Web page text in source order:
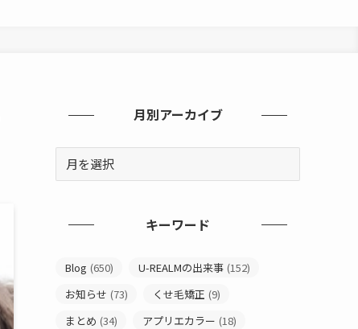
月別アーカイブ
キーワード
Blog (650) U-REALMの出来事 (152)
お知らせ (73) くせ毛矯正 (9)
まとめ (34) アプリエカラー (18)